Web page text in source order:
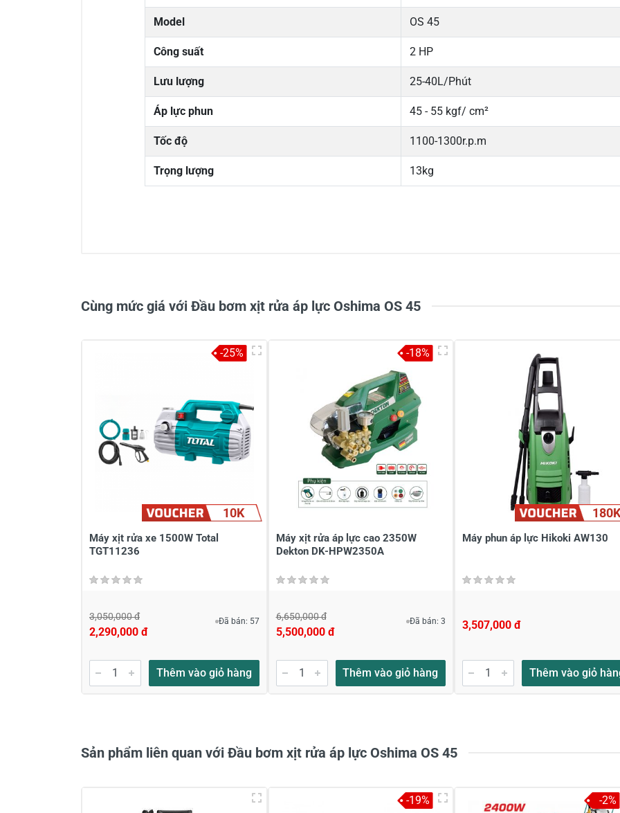
Model OS 45
Công suất 2 HP
Lưu lượng 25-40L/Phút
Áp lực phun 45 - 55 kgf/ cm²
Tốc độ 1100-1300r.p.m
Trọng lượng 13kg
Đánh giá sao Họ và tên* Tiêu đề của nhận xét
Viết nhận xét của bạn vào bên dưới*
Cùng mức giá với Đầu bơm xịt rửa áp lực Oshima OS 45
10K
Máy xịt rửa xe 1500W Total
TGT11236
3,050,000 đ
2,290,000 đ
Đã bán: 57
Thêm vào giỏ hàng
-25%
Máy xịt rửa áp lực cao 2350W
Dekton DK-HPW2350A
6,650,000 đ
5,500,000 đ
Đã bán: 3
Thêm vào giỏ hàng
-18%
180K
Máy phun áp lực Hikoki AW130
3,507,000 đ
Thêm vào giỏ
Sản phẩm liên quan với Đầu bơm xịt rửa áp lực Oshima OS 45
-19% -2%